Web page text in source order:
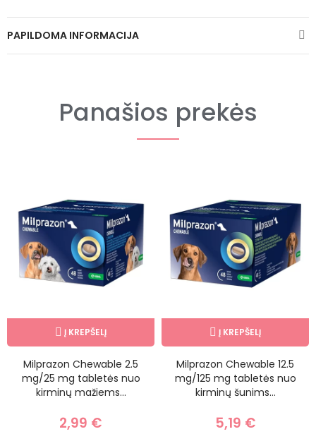
PAPILDOMA INFORMACIJA
Panašios prekės
Į KREPŠELĮ
Milprazon Chewable 2.5
mg/25 mg tabletės nuo
kirminų mažiems...
2,99 €
Į KREPŠELĮ
Milprazon Chewable 12.5
mg/125 mg tabletės nuo
kirminų šunims...
5,19 €